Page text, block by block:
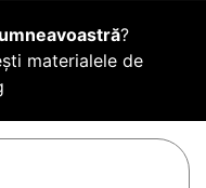
?
materialele de